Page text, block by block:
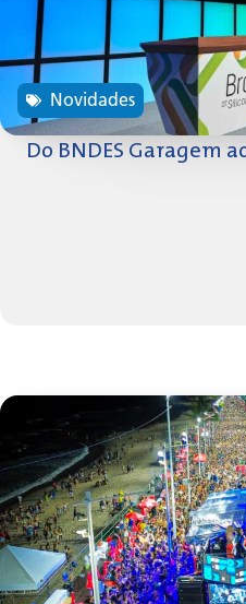
Novidades
Do BNDES Garagem